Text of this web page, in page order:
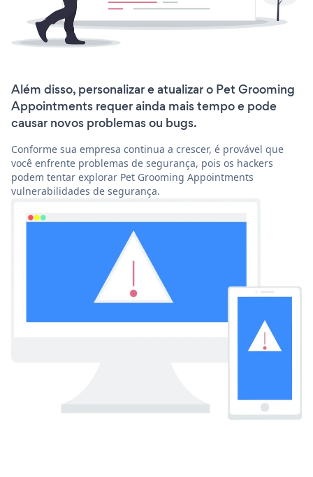
Além disso, personalizar e atualizar o Pet Grooming
Appointments requer ainda mais tempo e pode
causar novos problemas ou bugs.
Conforme sua empresa continua a crescer, é provável que
você enfrente problemas de segurança, pois os hackers
podem tentar explorar Pet Grooming Appointments
vulnerabilidades de segurança.